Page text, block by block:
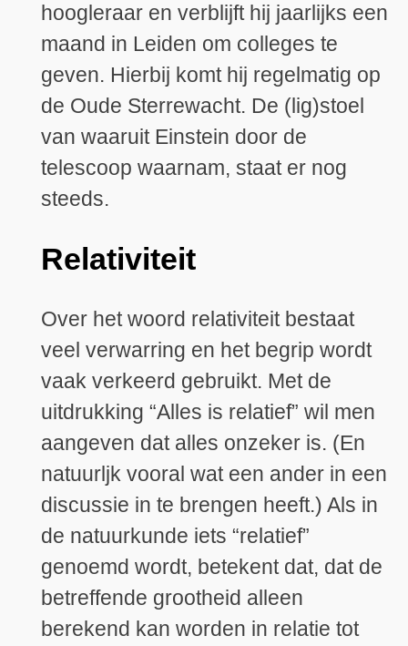
hoogleraar en verblijft hij jaarlijks een
maand in Leiden om colleges te
geven. Hierbij komt hij regelmatig op
de Oude Sterrewacht. De (lig)stoel
van waaruit Einstein door de
telescoop waarnam, staat er nog
steeds.
Relativiteit
Over het woord relativiteit bestaat
veel verwarring en het begrip wordt
vaak verkeerd gebruikt. Met de
uitdrukking “Alles is relatief” wil men
aangeven dat alles onzeker is. (En
natuurljk vooral wat een ander in een
discussie in te brengen heeft.) Als in
de natuurkunde iets “relatief”
genoemd wordt, betekent dat, dat de
betreffende grootheid alleen
berekend kan worden in relatie tot